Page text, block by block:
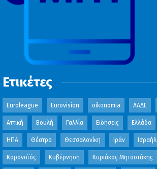
Ετικέτες
Euroleague Eurovision oikonomia ΑΑΔΕ
Αττική Βουλή Γαλλία Ειδήσεις Ελλάδα
ΗΠΑ Θέατρο Θεσσαλονίκη Ιράν Ισραήλ
Κορονοϊός Κυβέρνηση Κυριάκος Μητσοτάκης